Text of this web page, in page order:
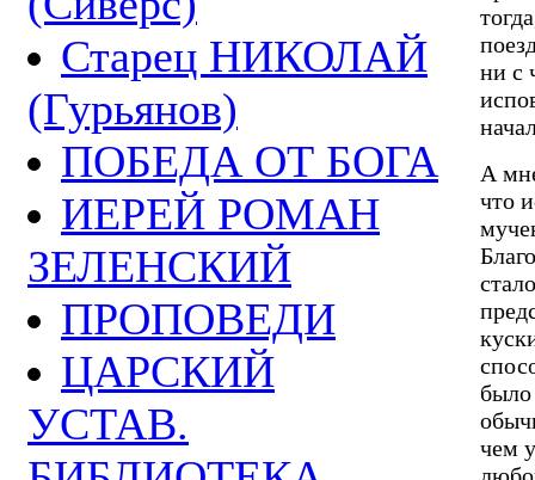
Старец НИКОЛАЙ
(Гурьянов)
ПОБЕДА ОТ БОГА
ИЕРЕЙ РОМАН
ЗЕЛЕНСКИЙ
ПРОПОВЕДИ
ЦАРСКИЙ
УСТАВ.
ни с
А
что
чем